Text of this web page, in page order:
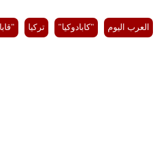
العرب اليوم "كابادوكيا" تركيا